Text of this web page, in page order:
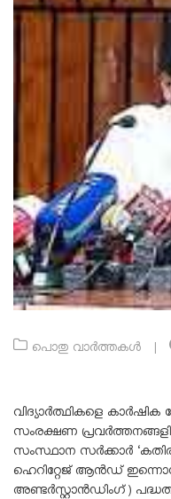
പൊതു വാർത്തകൾ
വിദ്യാർത്ഥികളെ കാർഷിക
സംരക്ഷണ
സംസ്ഥാന സർക്കാർ
ഹെറിറ്റേജ് ആൻഡ്
അണ്ടർസ്റ്റാൻഡിംഗ്)